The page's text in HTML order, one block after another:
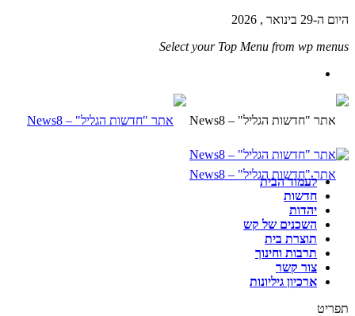
היום ה-29 בינואר , 2026
Select your Top Menu from wp menus
לעמוד הבית
חדשות
יהדות
השכנים של קש
תוצרת בית
תרבות וחינוך
צור קשר
ארכיון גיליונות
תפריט